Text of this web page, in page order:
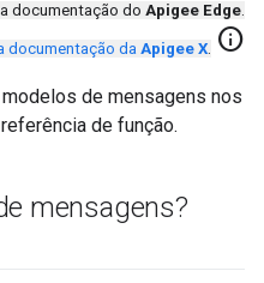
documentação do Apigee Edge.
documentação da Apigee X. info
de mensagens nos
de função.
mensagens?